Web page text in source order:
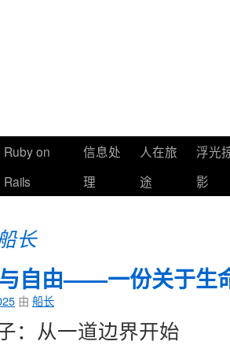
Ruby on
Rails
信息处
理
人在旅
途
浮光
影
长
自由——一份关于生
由 船长
：从一道边界开始